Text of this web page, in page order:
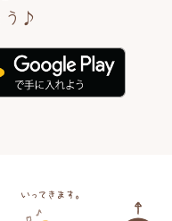
う♪